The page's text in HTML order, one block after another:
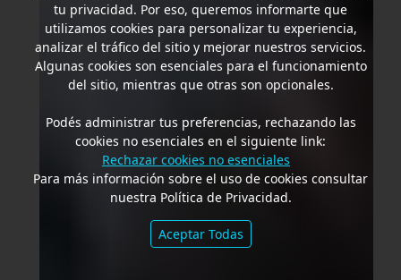
tu privacidad. Por eso, queremos informarte que
utilizamos cookies para personalizar tu experiencia,
analizar el tráfico del sitio y mejorar nuestros servicios.
Algunas cookies son esenciales para el funcionamiento
del sitio, mientras que otras son opcionales.
Podés administrar tus preferencias, rechazando las
cookies no esenciales en el siguiente link:
Rechazar cookies no esenciales
Para más información sobre el uso de cookies consultar
nuestra Política de Privacidad.
Aceptar Todas